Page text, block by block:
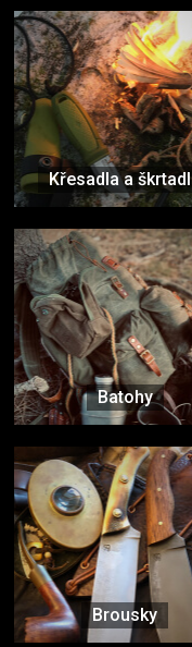
Křesadla a
Batohy
Brousky